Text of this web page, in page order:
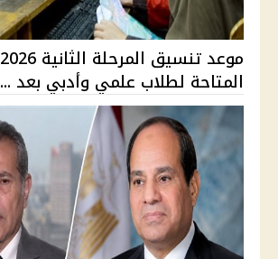
المتاحة لطلاب علمي وأدبي بعد ...